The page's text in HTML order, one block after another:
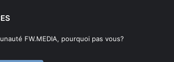
FW.MEDIA, pourquoi pas vous?